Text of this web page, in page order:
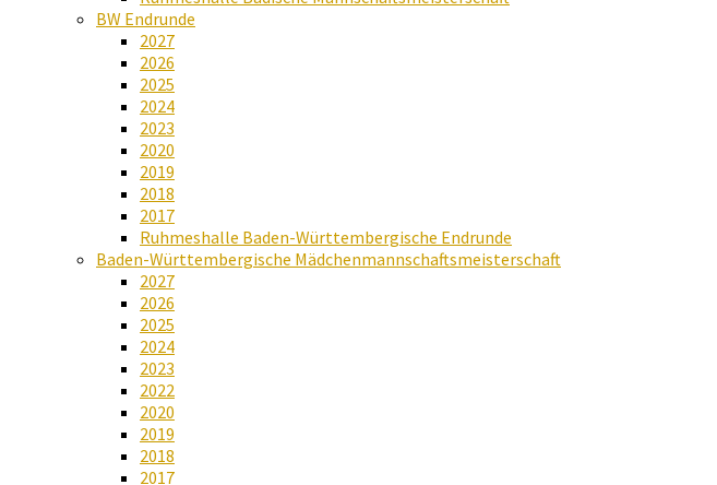
BW Endrunde
2027
2026
2025
2024
2023
2020
2019
2018
2017
Ruhmeshalle Baden-Württembergische Endrunde
Baden-Württembergische Mädchenmannschaftsmeisterschaft
2027
2026
2025
2024
2023
2022
2020
2019
2018
2017